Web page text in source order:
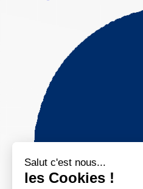
Salut c'est nous...
les Cookies !